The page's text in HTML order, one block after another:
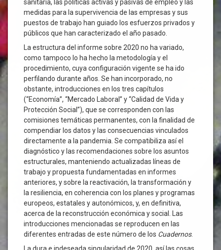
sanitaria, las políticas activas y pasivas de empleo y las
medidas para la supervivencia de las empresas y sus
puestos de trabajo han guiado los esfuerzos privados y
públicos que han caracterizado el año pasado.
La estructura del informe sobre 2020 no ha variado,
como tampoco lo ha hecho la metodología y el
procedimiento, cuya configuración vigente se ha ido
perfilando durante años. Se han incorporado, no
obstante, introducciones en los tres capítulos
(“Economía”, “Mercado Laboral” y “Calidad de Vida y
Protección Social”), que se corresponden con las
comisiones temáticas permanentes, con la finalidad de
compendiar los datos y las consecuencias vinculados
directamente a la pandemia. Se compatibiliza así el
diagnóstico y las recomendaciones sobre los asuntos
estructurales, manteniendo actualizadas líneas de
trabajo y propuesta fundamentadas en informes
anteriores, y sobre la reactivación, la transformación y
la resiliencia, en coherencia con los planes y programas
europeos, estatales y autonómicos, y, en definitiva,
acerca de la reconstrucción económica y social. Las
introducciones mencionadas se reproducen en las
diferentes entradas de este número de los Cuadernos.